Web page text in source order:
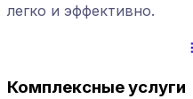
легко и эффективно.
Комплексные услуги